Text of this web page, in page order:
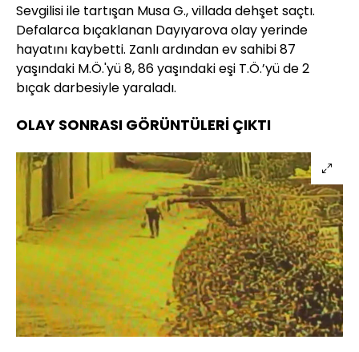
Sevgilisi ile tartışan Musa G., villada dehşet saçtı.
Defalarca bıçaklanan Dayıyarova olay yerinde
hayatını kaybetti. Zanlı ardından ev sahibi 87
yaşındaki M.Ö.'yü 8, 86 yaşındaki eşi T.Ö.’yü de 2
bıçak darbesiyle yaraladı.
OLAY SONRASI GÖRÜNTÜLERİ ÇIKTI